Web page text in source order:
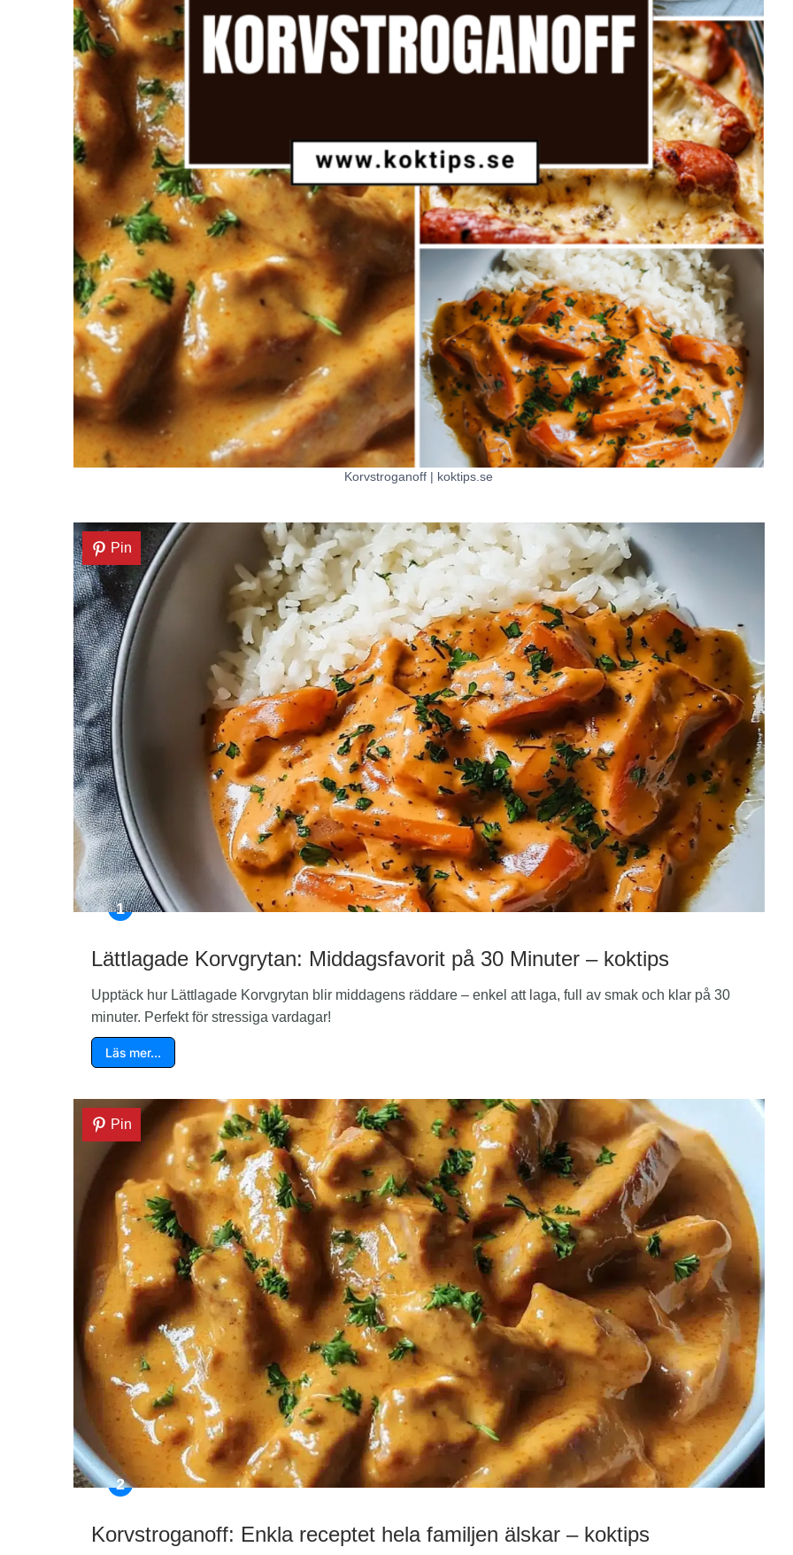
Korvstroganoff | koktips.se
Pin
Lättlagade Korvgrytan: Middagsfavorit på 30 Minuter – koktips
Upptäck hur Lättlagade Korvgrytan blir middagens räddare – enkel att laga, full av smak och klar på 30
minuter. Perfekt för stressiga vardagar!
Läs mer…
Pin
Korvstroganoff: Enkla receptet hela familjen älskar – koktips